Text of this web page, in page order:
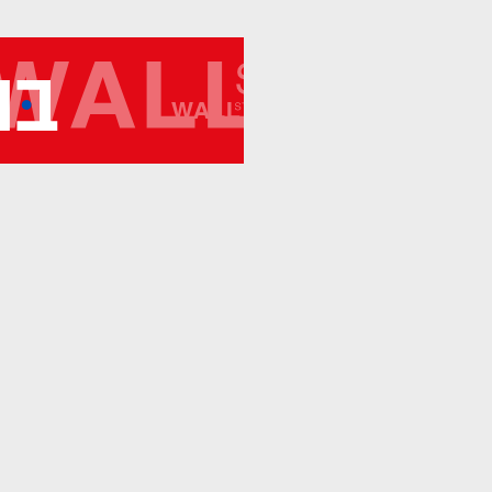
קורס גרפיקה גלריה סרטוני